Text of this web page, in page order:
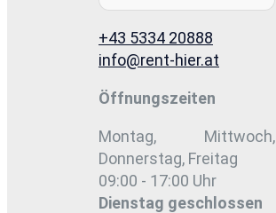
+43 5334 20888
info@rent-hier.at
Öffnungszeiten
Montag, Mittwoch,
Donnerstag, Freitag
09:00 - 17:00 Uhr
Dienstag geschlossen